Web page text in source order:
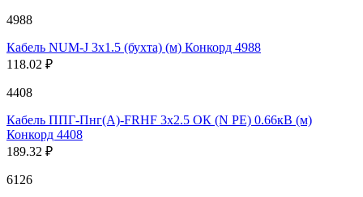
4988
Кабель NUM-J 3х1.5 (бухта) (м) Конкорд 4988
118.02 ₽
4408
Кабель ППГ-Пнг(А)-FRHF 3х2.5 ОК (N PE) 0.66кВ (м)
Конкорд 4408
189.32 ₽
6126